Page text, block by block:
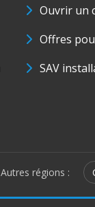
Ouvrir un
Offres
SAV
Autres régions :